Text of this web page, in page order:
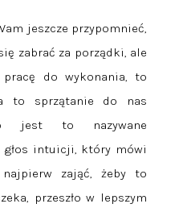
jeszcze przypomnieć,
zabrać za porządki, ale
do wykonania, to
to sprzątanie do nas
jest to nazywane
głos intuicji, który mówi
zająć, żeby to
przeszło w lepszym